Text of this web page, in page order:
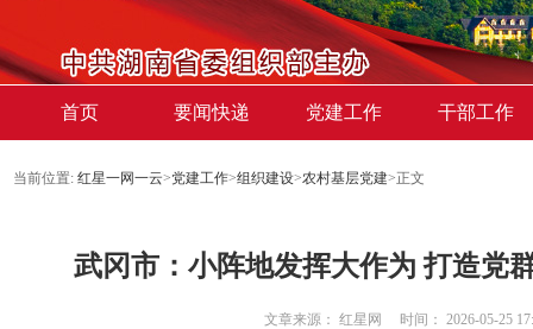
首页 要闻快递 党建工作 干部工作
当前位置: 红星一网一云>党建工作>组织建设>农村基层党建>正文
武冈市：​小阵地发挥大作为 打造党
文章来源： 红星网 时间： 2026-05-25